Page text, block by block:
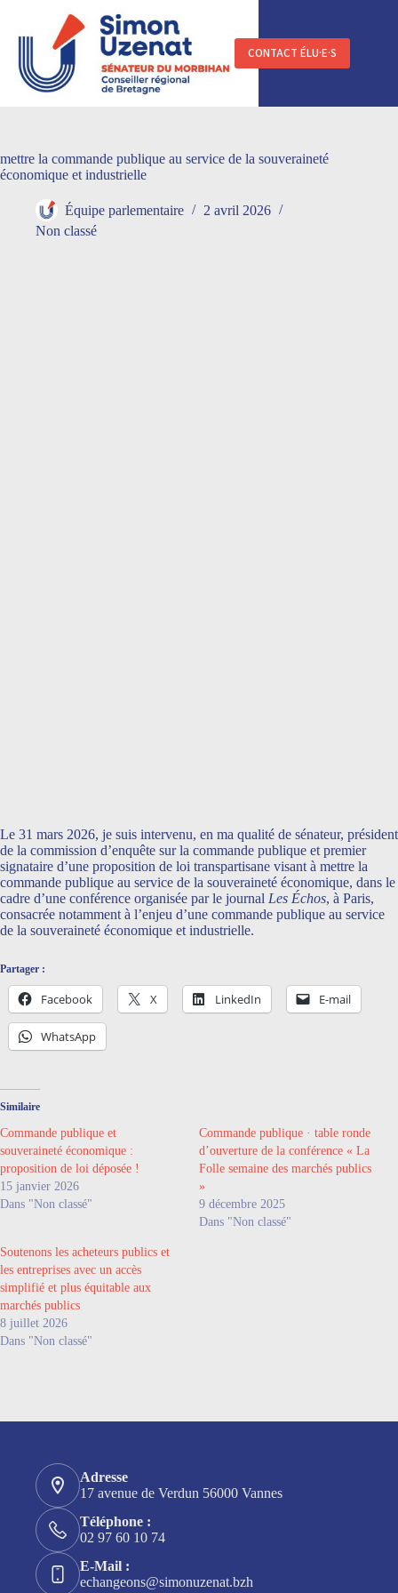
contenu
CONTACT ÉLU·E·S
mettre la commande publique au service de la souveraineté
économique et industrielle
Équipe parlementaire
2 avril 2026
Non classé
Le 31 mars 2026, je suis intervenu, en ma qualité de sénateur, président
de la commission d’enquête sur la commande publique et premier
signataire d’une proposition de loi transpartisane visant à mettre la
commande publique au service de la souveraineté économique, dans le
cadre d’une conférence organisée par le journal Les Échos, à Paris,
consacrée notamment à l’enjeu d’une commande publique au service
de la souveraineté économique et industrielle.
Partager :
Facebook X LinkedIn E-mail
WhatsApp
Similaire
Commande publique et
souveraineté économique :
proposition de loi déposée !
15 janvier 2026
Dans "Non classé"
Commande publique · table ronde
d’ouverture de la conférence « La
Folle semaine des marchés publics
»
9 décembre 2025
Dans "Non classé"
Soutenons les acheteurs publics et
les entreprises avec un accès
simplifié et plus équitable aux
marchés publics
8 juillet 2026
Dans "Non classé"
Adresse
17 avenue de Verdun 56000 Vannes
Téléphone :
02 97 60 10 74
E-Mail :
echangeons@simonuzenat.bzh